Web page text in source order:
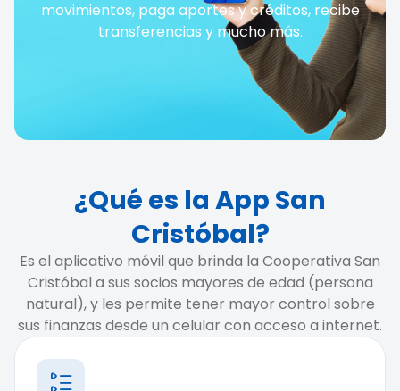
movimientos, paga aportes y créditos, recibe
transferencias y mucho más.
¿Qué es la App San
Cristóbal?
Es el aplicativo móvil que brinda la Cooperativa San
Cristóbal a sus socios mayores de edad (persona
natural), y les permite tener mayor control sobre
sus finanzas desde un celular con acceso a internet.